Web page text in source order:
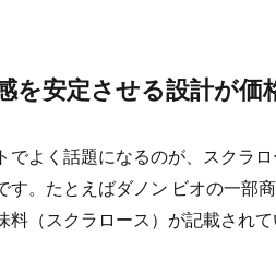
安定させる設計が価
でよく話題になるのが、スクラ
す。たとえばダノン ビオの一部
（スクラロース）が記載されて